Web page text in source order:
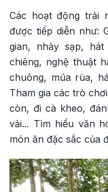
Các hoạt động trải
được tiếp diễn như:
gian, nhảy sạp,
chiêng, nghệ thuật
chuông, múa rùa,
Tham gia các trò
còn, đi cà kheo,
vải... Tìm hiểu văn
món ăn đặc sắc của